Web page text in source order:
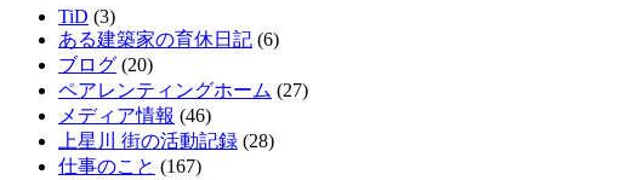
TiD (3)
ある建築家の育休日記 (6)
ブログ (20)
ペアレンティングホーム (27)
メディア情報 (46)
上星川 街の活動記録 (28)
仕事のこと (167)